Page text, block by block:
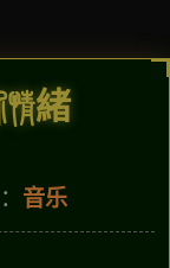
緒
音乐